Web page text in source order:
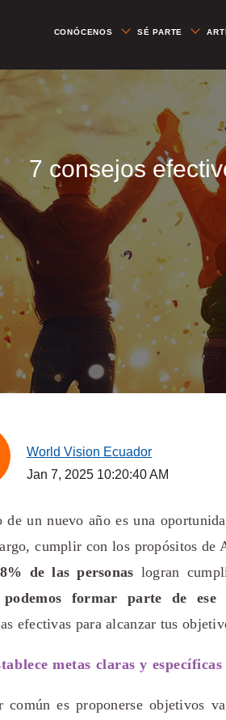
CONÓCENOS SÉ PARTE
7 consejos
World Vision Ecuador
Jan 7, 2025 10:20:40 AM
un nuevo año es una
cumplir con los propósitos de
de las personas logran
podemos formar parte de ese
efectivas para alcanzar tus
metas claras y específicas
común es proponerse objetivos